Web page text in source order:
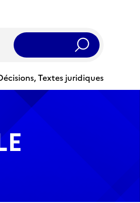
Rechercher
Textes juridiques